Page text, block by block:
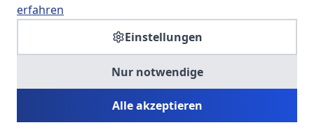
SOMA HR KONSULT UG
Personalberatung & Executive Search
erfahren
Einstellungen
Nur notwendige
Alle akzeptieren